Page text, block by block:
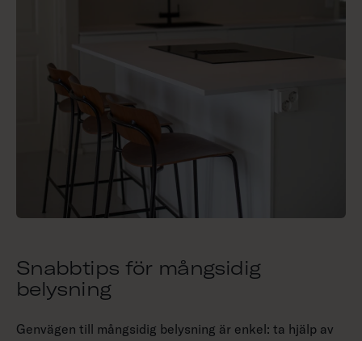
Snabbtips för mångsidig
belysning
Genvägen till mångsidig belysning är enkel: ta hjälp av